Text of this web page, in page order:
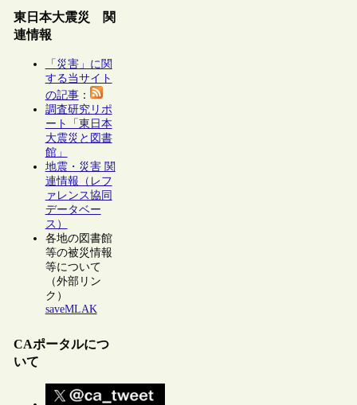
東日本大震災 関
連情報
「災害」に関
する当サイト
の記事：
調査研究リポ
ート「東日本
大震災と図書
館」
地震・災害 関
連情報（レフ
ァレンス協同
データベー
ス）
各地の図書館
等の被災情報
等について
（外部リン
ク）
saveMLAK
CAポータルにつ
いて